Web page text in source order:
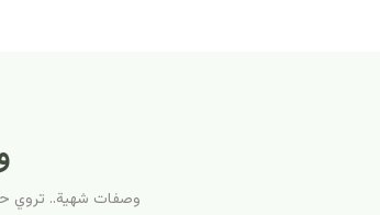
وصفات شهية.. تروي